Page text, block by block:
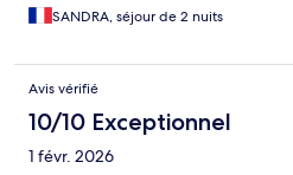
SANDRA, séjour de 2 nuits
Avis vérifié
10/10 Exceptionnel
1 févr. 2026